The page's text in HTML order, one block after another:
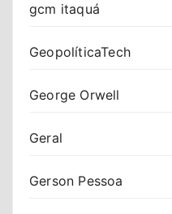
gcm itaquá
GeopolíticaTech
George Orwell
Geral
Gerson Pessoa